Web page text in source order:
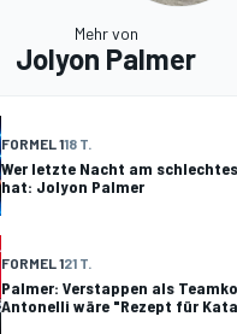
Mehr von
Jolyon Palmer
FORMEL 118 T.
Wer letzte Nacht am
hat: Jolyon Palmer
FORMEL 121 T.
Palmer: Verstappen als
Antonelli wäre "Rezept für